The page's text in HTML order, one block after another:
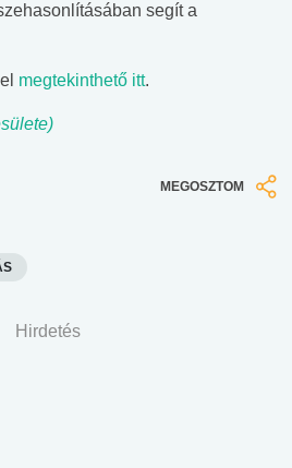
segít a
megtekinthető itt.
MEGOSZTOM
Hirdetés